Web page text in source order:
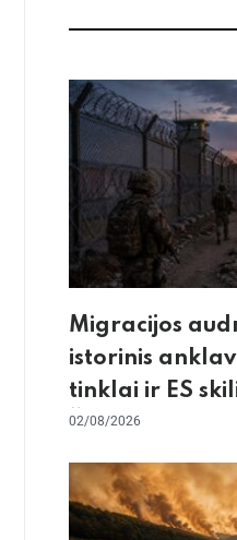
Migracijos
istorinis
tinklai ir ES
Šengeno zonos
02/08/2026